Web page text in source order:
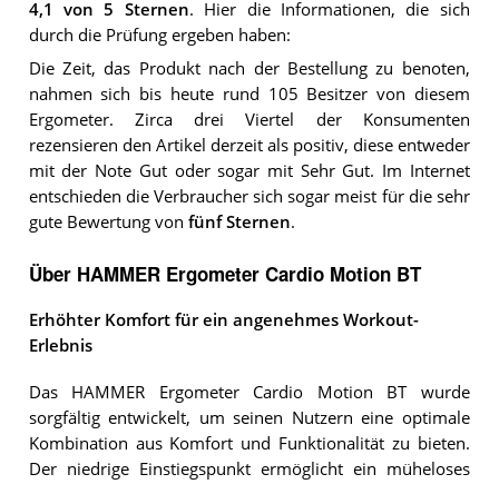
4,1
von 5 Sternen. Hier die Informationen, die sich
durch die Prüfung ergeben haben:
Die Zeit, das Produkt nach der Bestellung zu benoten,
nahmen sich bis heute rund 105 Besitzer von diesem
Ergometer. Zirca drei Viertel der Konsumenten
rezensieren den Artikel derzeit als positiv, diese entweder
mit der Note Gut oder sogar mit Sehr Gut. Im Internet
entschieden die Verbraucher sich sogar meist für die sehr
gute Bewertung von fünf Sternen.
Über HAMMER Ergometer Cardio Motion BT
Erhöhter Komfort für ein angenehmes Workout-
Erlebnis
Das HAMMER Ergometer Cardio Motion BT wurde
sorgfältig entwickelt, um seinen Nutzern eine optimale
Kombination aus Komfort und Funktionalität zu bieten.
Der niedrige Einstiegspunkt ermöglicht ein müheloses